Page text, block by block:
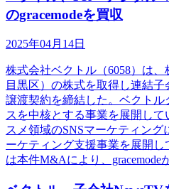
のgracemodeを買収
2025年04月14日
株式会社ベクトル（6058）は、
目黒区）の株式を取得し連結
譲渡契約を締結した。ベクト
スを中核とする事業を展開して
スメ領域のSNSマーケティング
ーケティング支援事業を展開
は本件M&Aにより、gracemode